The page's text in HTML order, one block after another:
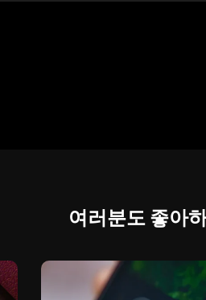
여러분도 좋아